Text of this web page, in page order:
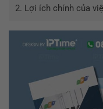
2. Lợi ích chính của